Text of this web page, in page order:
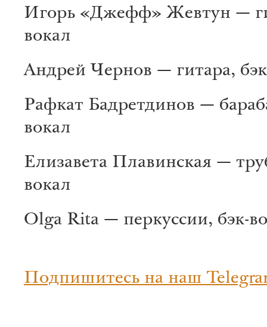
Игорь «Джефф» Жевтун —
вокал
Андрей Чернов — гитара,
Рафкат Бадретдинов —
вокал
Елизавета Плавинская —
вокал
Olga Rita — перкуссии, бэк-
Подпишитесь на наш